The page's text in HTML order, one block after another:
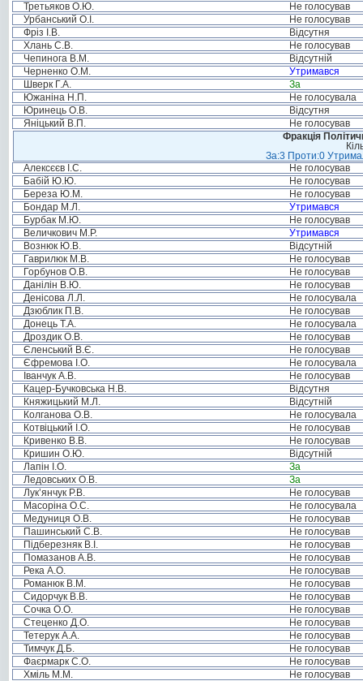
Третьяков О.Ю.
Не голосував
Урбанський О.І.
Не голосував
Фріз І.В.
Відсутня
Хлань С.В.
Не голосував
Чепинога В.М.
Відсутній
Черненко О.М.
Утримався
Шверк Г.А.
За
Южаніна Н.П.
Не голосувала
Юринець О.В.
Відсутня
Яніцький В.П.
Не голосував
Фракція
За:3 Проти:0
Алексєєв І.С.
Не голосував
Бабій Ю.Ю.
Не голосував
Береза Ю.М.
Не голосував
Бондар М.Л.
Утримався
Бурбак М.Ю.
Не голосував
Величкович М.Р.
Утримався
Вознюк Ю.В.
Відсутній
Гаврилюк М.В.
Не голосував
Горбунов О.В.
Не голосував
Данілін В.Ю.
Не голосував
Денісова Л.Л.
Не голосувала
Дзюблик П.В.
Не голосував
Донець Т.А.
Не голосувала
Дроздик О.В.
Не голосував
Єленський В.Є.
Не голосував
Єфремова І.О.
Не голосувала
Іванчук А.В.
Не голосував
Кацер-Бучковська Н.В.
Відсутня
Княжицький М.Л.
Відсутній
Колганова О.В.
Не голосувала
Котвіцький І.О.
Не голосував
Кривенко В.В.
Не голосував
Кришин О.Ю.
Відсутній
Лапін І.О.
За
Ледовських О.В.
За
Лук’янчук Р.В.
Не голосував
Масоріна О.С.
Не голосувала
Медуниця О.В.
Не голосував
Пашинський С.В.
Не голосував
Підберезняк В.І.
Не голосував
Помазанов А.В.
Не голосував
Река А.О.
Не голосував
Романюк В.М.
Не голосував
Сидорчук В.В.
Не голосував
Сочка О.О.
Не голосував
Стеценко Д.О.
Не голосував
Тетерук А.А.
Не голосував
Тимчук Д.Б.
Не голосував
Фаєрмарк С.О.
Не голосував
Хміль М.М.
Не голосував